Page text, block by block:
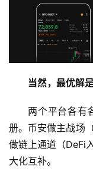
当然，最优解
两个平台各有
册。币安做主战场
做链上通道（DeFi
大化互补。